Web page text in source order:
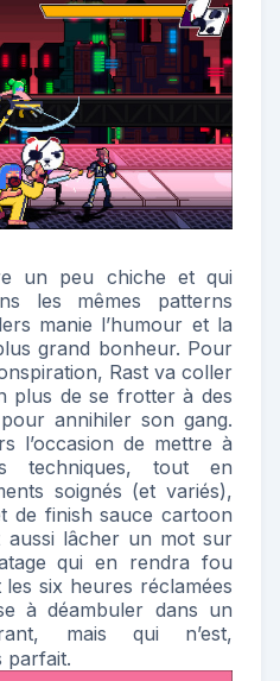
un peu chiche et qui
les mêmes patterns
manie l’humour et la
grand bonheur. Pour
Rast va coller
plus de se frotter à des
annihiler son gang.
l’occasion de mettre à
techniques, tout en
soignés (et variés),
de finish sauce cartoon
aussi lâcher un mot sur
qui en rendra fou
six heures réclamées
à déambuler dans un
mais qui n’est,
parfait.